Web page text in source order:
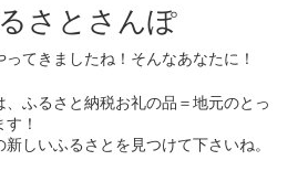
さとさんぽ
てきましたね！そんなあなたに！
、ふるさと納税お礼の品＝地元のとっ
！
しいふるさとを見つけて下さいね。